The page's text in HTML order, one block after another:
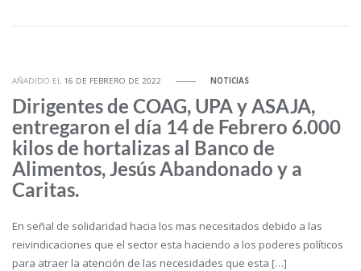
AÑADIDO EL 16 DE FEBRERO DE 2022 NOTICIAS
Dirigentes de COAG, UPA y ASAJA,
entregaron el día 14 de Febrero 6.000
kilos de hortalizas al Banco de
Alimentos, Jesús Abandonado y a
Caritas.
En señal de solidaridad hacia los mas necesitados debido a las
reivindicaciones que el sector esta haciendo a los poderes políticos
para atraer la atención de las necesidades que esta […]